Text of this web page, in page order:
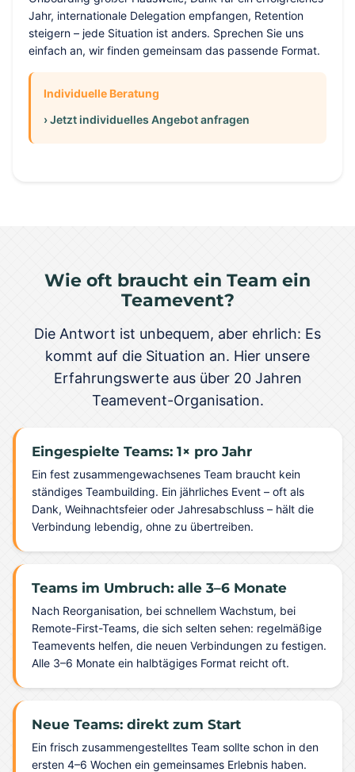
Jahr, internationale Delegation empfangen, Retention
steigern – jede Situation ist anders. Sprechen Sie uns
einfach an, wir finden gemeinsam das passende Format.
Individuelle Beratung
› Jetzt individuelles Angebot anfragen
Wie oft braucht ein Team ein
Teamevent?
Die Antwort ist unbequem, aber ehrlich: Es
kommt auf die Situation an. Hier unsere
Erfahrungswerte aus über 20 Jahren
Teamevent-Organisation.
Eingespielte Teams: 1× pro Jahr
Ein fest zusammengewachsenes Team braucht kein
ständiges Teambuilding. Ein jährliches Event – oft als
Dank, Weihnachtsfeier oder Jahresabschluss – hält die
Verbindung lebendig, ohne zu übertreiben.
Teams im Umbruch: alle 3–6 Monate
Nach Reorganisation, bei schnellem Wachstum, bei
Remote-First-Teams, die sich selten sehen: regelmäßige
Teamevents helfen, die neuen Verbindungen zu festigen.
Alle 3–6 Monate ein halbtägiges Format reicht oft.
Neue Teams: direkt zum Start
Ein frisch zusammengestelltes Team sollte schon in den
ersten 4–6 Wochen ein gemeinsames Erlebnis haben.